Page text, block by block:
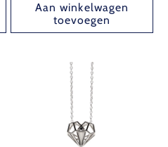
Aan winkelwagen
toevoegen